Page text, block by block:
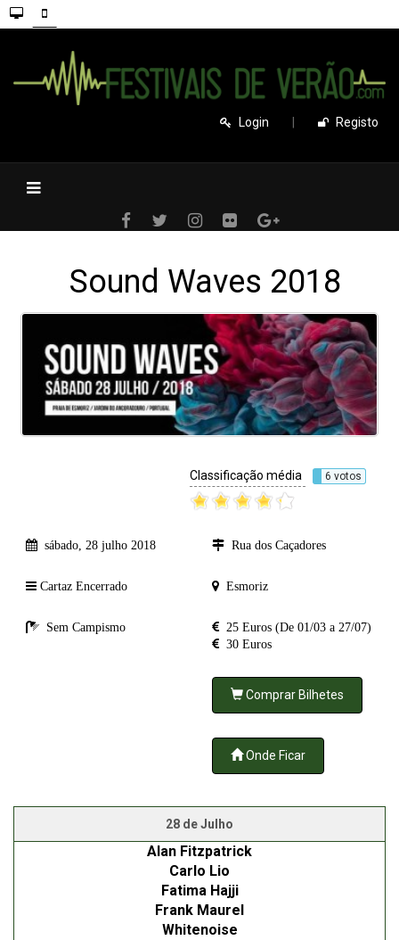
Login Registo
Sound Waves 2018
Classificação média 6 votos
sábado, 28 julho 2018
Cartaz Encerrado
Sem Campismo
Rua dos Caçadores
Esmoriz
25 Euros (De 01/03 a 27/07)
30 Euros
Comprar Bilhetes
Onde Ficar
28 de Julho
Alan Fitzpatrick
Carlo Lio
Fatima Hajji
Frank Maurel
Whitenoise